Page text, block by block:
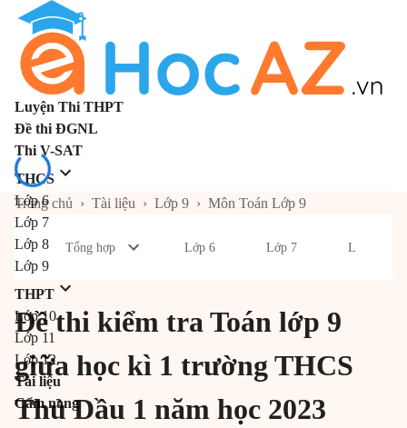
Luyện Thi THPT
Đề thi ĐGNL
Thi V-SAT
THCS
Lớp 6
Lớp 7
Lớp 8
Lớp 9
THPT
Lớp 10
Lớp 11
Lớp 12
Tài liệu
Cẩm nang
Trang chủ › Tài liệu › Lớp 9 › Môn Toán Lớp 9
Tổng hợp Lớp 6 Lớp 7 Lớp 8
Đề thi kiểm tra Toán lớp 9
giữa học kì 1 trường THCS
Thủ Dầu 1 năm học 2023